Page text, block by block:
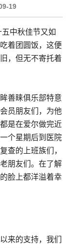
19
中秋佳节又如
着团圆饭，这便
，但无不寄托着
善睐俱乐部特意
员朋友们，为他
是在爱尔做完近
个星期后到医院
查的上班族们，
朋友们。在了解
脸上都洋溢着幸
的支持，我们